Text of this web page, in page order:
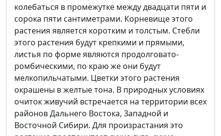
колебаться в промежутке между двадцати пяти и
сорока пяти сантиметрами. Корневище этого
растения является коротким и толстым. Стебли
этого растения будут крепкими и прямыми,
листья по форме являются продолговато-
ромбическими, по краю же они будут
мелкопильчатыми. Цветки этого растения
окрашены в желтые тона. В природных условиях
очиток живучий встречается на территории всех
районов Дальнего Востока, Западной и
Восточной Сибири. Для произрастания это